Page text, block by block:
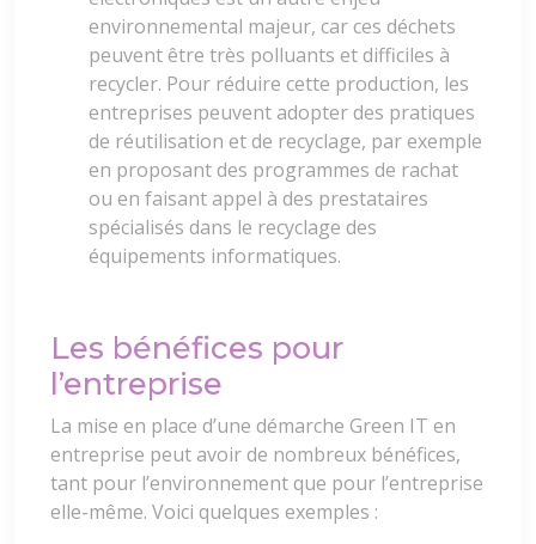
environnemental majeur, car ces déchets
peuvent être très polluants et difficiles à
recycler. Pour réduire cette production, les
entreprises peuvent adopter des pratiques
de réutilisation et de recyclage, par exemple
en proposant des programmes de rachat
ou en faisant appel à des prestataires
spécialisés dans le recyclage des
équipements informatiques.
Les bénéfices pour
l’entreprise
La mise en place d’une démarche Green IT en
entreprise peut avoir de nombreux bénéfices,
tant pour l’environnement que pour l’entreprise
elle-même. Voici quelques exemples :